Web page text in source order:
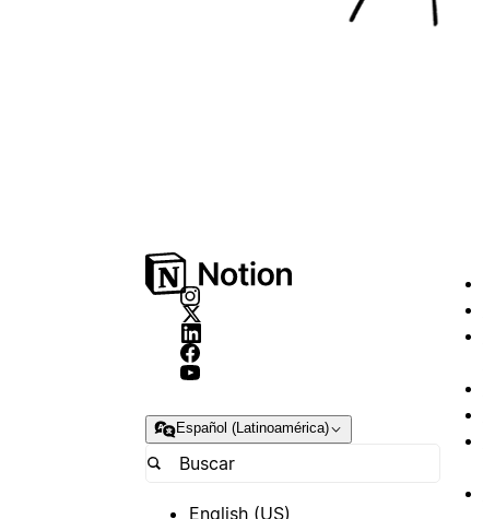
Español (Latinoamérica)
English (US)